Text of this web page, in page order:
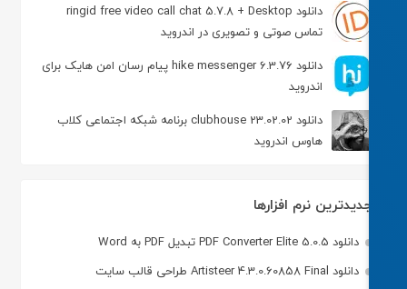
دانلود ringid free video call chat 5.7.8 + Desktop
تماس صوتی و تصویری در اندروید
دانلود hike messenger 6.3.76 پیام‌ رسان‌ امن هایک برای
اندروید
دانلود clubhouse 23.02.02 برنامه شبکه اجتماعی کلاب
هاوس اندروید
نرم افزارها
دانلود PDF Converter Elite 5.0.5 تبدیل PDF به Word
دانلود Artisteer 4.3.0.60858 Final طراحی قالب سایت